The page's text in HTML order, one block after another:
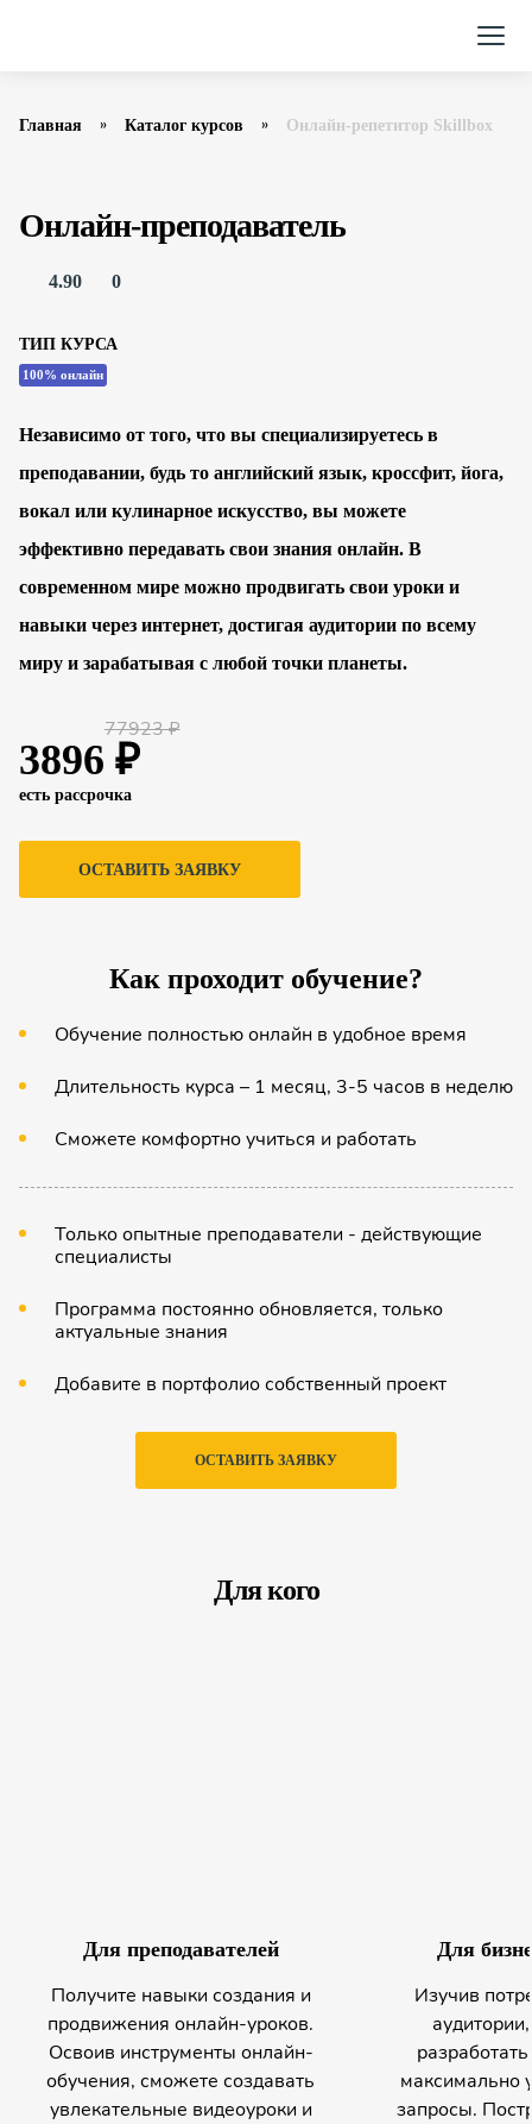
Главная Каталог курсов Онлайн-репетитор Skillbox
Онлайн-преподаватель
4.90 0
ТИП КУРСА
100% онлайн
Независимо от того, что вы специализируетесь в
преподавании, будь то английский язык, кроссфит, йога,
вокал или кулинарное искусство, вы можете
эффективно передавать свои знания онлайн. В
современном мире можно продвигать свои уроки и
навыки через интернет, достигая аудитории по всему
миру и зарабатывая с любой точки планеты.
77923 ₽
3896 ₽
есть рассрочка
ОСТАВИТЬ ЗАЯВКУ
Как проходит обучение?
Обучение полностью онлайн в удобное время
Длительность курса – 1 месяц, 3-5 часов в неделю
Сможете комфортно учиться и работать
Только опытные преподаватели - действующие
специалисты
Программа постоянно обновляется, только
актуальные знания
Добавите в портфолио собственный проект
ОСТАВИТЬ ЗАЯВКУ
Для кого
Для преподавателей
Получите навыки создания и
продвижения онлайн-уроков.
Освоив инструменты онлайн-
обучения, сможете создавать
увлекательные видеоуроки и
Для
Изучив
максимально
запросы.